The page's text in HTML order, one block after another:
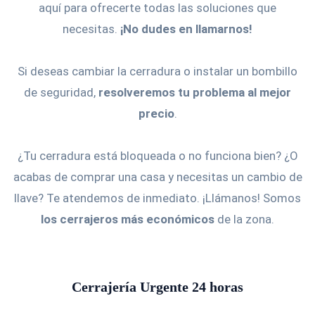
aquí para ofrecerte todas las soluciones que
necesitas. ¡No dudes en llamarnos!
Si deseas cambiar la cerradura o instalar un bombillo
de seguridad, resolveremos tu problema al mejor
precio.
¿Tu cerradura está bloqueada o no funciona bien? ¿O
acabas de comprar una casa y necesitas un cambio de
llave? Te atendemos de inmediato. ¡Llámanos! Somos
los cerrajeros más económicos de la zona.
Cerrajería Urgente 24 horas